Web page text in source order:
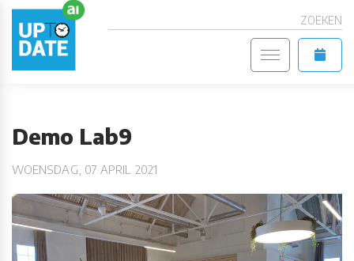
ZOEKEN
Demo Lab9
WOENSDAG, 07 APRIL 2021